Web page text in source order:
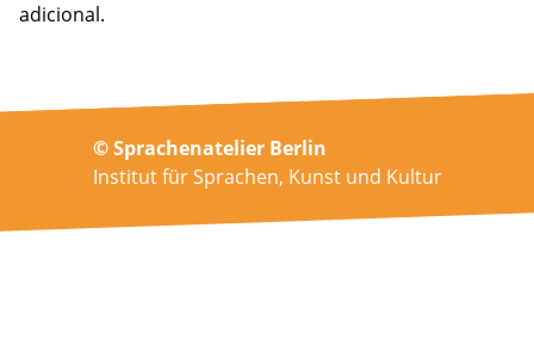
adicional.
© Sprachenatelier Berlin
Institut für Sprachen, Kunst und Kultur